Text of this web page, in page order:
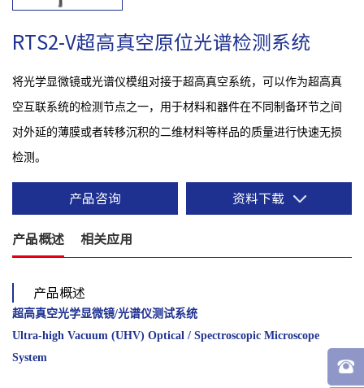
RTS2-V超高真空原位光谱检测系统
将光学显微镜或光谱仪模组对接于超高真空系统，可以作为超高真
空互联系统的检测节点之一，用于材料和器件在不同制备环节之间
对外延的薄膜或者转移沉积的二维材料等样品的质量进行快速无损
检测。
产品咨询 资料下载
产品概述 相关应用
产品概述
超高真空光学显微镜/光谱仪测试系统
Ultra-high Vacuum (UHV) Optical / Spectroscopic Microscope
System